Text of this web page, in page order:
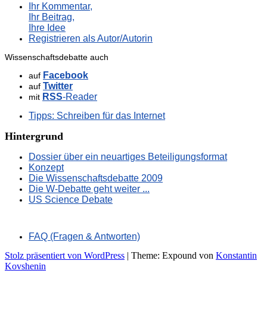
Ihr Kommentar,
Ihr Beitrag,
Ihre Idee
Registrieren als Autor/Autorin
Wissenschaftsdebatte auch
auf Facebook
auf Twitter
mit RSS-Reader
Tipps: Schreiben für das Internet
Hintergrund
Dossier über ein neuartiges Beteiligungsformat
Konzept
Die Wissenschaftsdebatte 2009
Die W-Debatte geht weiter ...
US Science Debate
FAQ (Fragen & Antworten)
Stolz präsentiert von WordPress | Theme: Expound von Konstantin
Kovshenin